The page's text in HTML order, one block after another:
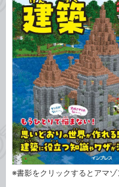
※書影をクリックするとアマ